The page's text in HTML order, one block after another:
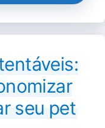
seu pet